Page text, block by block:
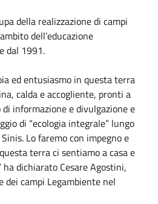
della realizzazione di campi
dell’educazione
dal 1991.
ed entusiasmo in questa terra
calda e accogliente, pronti a
informazione e divulgazione e
di “ecologia integrale” lungo
Lo faremo con impegno e
terra ci sentiamo a casa e
dichiarato Cesare Agostini,
campi Legambiente nel